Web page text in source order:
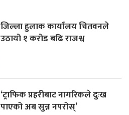
जिल्ला हुलाक कार्यालय चितवनले
उठायो १ करोड बढि राजश्व
‘ट्राफिक प्रहरीबाट नागरिकले दुःख
पाएको अब सुन्न नपरोस्’